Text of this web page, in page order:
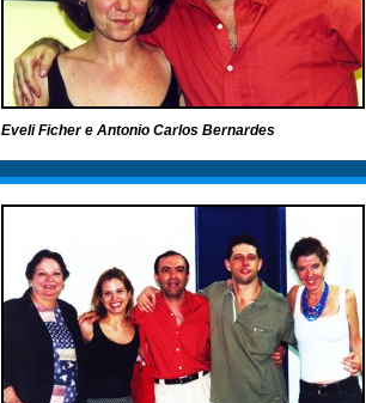
Eveli Ficher e Antonio Carlos Bernardes